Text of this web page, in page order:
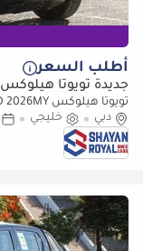
أطلب السعر
جديدة تويوتا هيلوكس ADVENTURE
تويوتا هيلوكس ADVENTURE 4.0L V6 PETROL DC AT 4WD 2026MY
دبي
خليجي